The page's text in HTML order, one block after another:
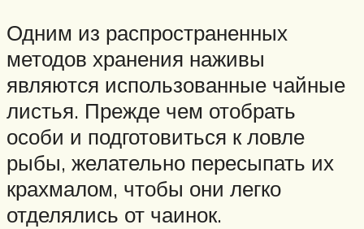
Одним из распространенных
методов хранения наживы
являются использованные чайные
листья. Прежде чем отобрать
особи и подготовиться к ловле
рыбы, желательно пересыпать их
крахмалом, чтобы они легко
отделялись от чаинок.